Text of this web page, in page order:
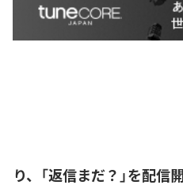
り、「返信まだ？」を配信